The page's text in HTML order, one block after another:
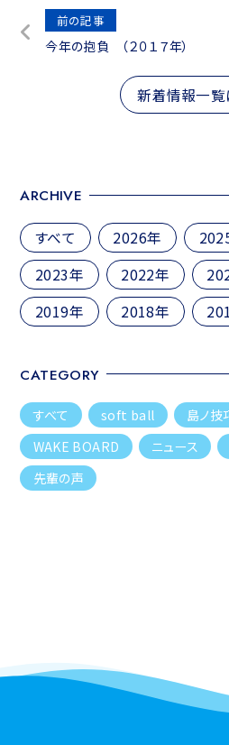
投
シ
ョ
ン
前の記事
今年の抱負 （２０１７年）
新着情報一覧
ARCHIVE
すべて 2026年
2023年
2022年
2019年
2018年
CATEGORY
すべて soft ball 島ノ技
WAKE BOARD
ニュース
先輩の声